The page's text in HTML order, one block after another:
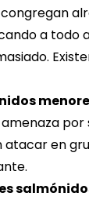
congregan
a todo
por
atacar en